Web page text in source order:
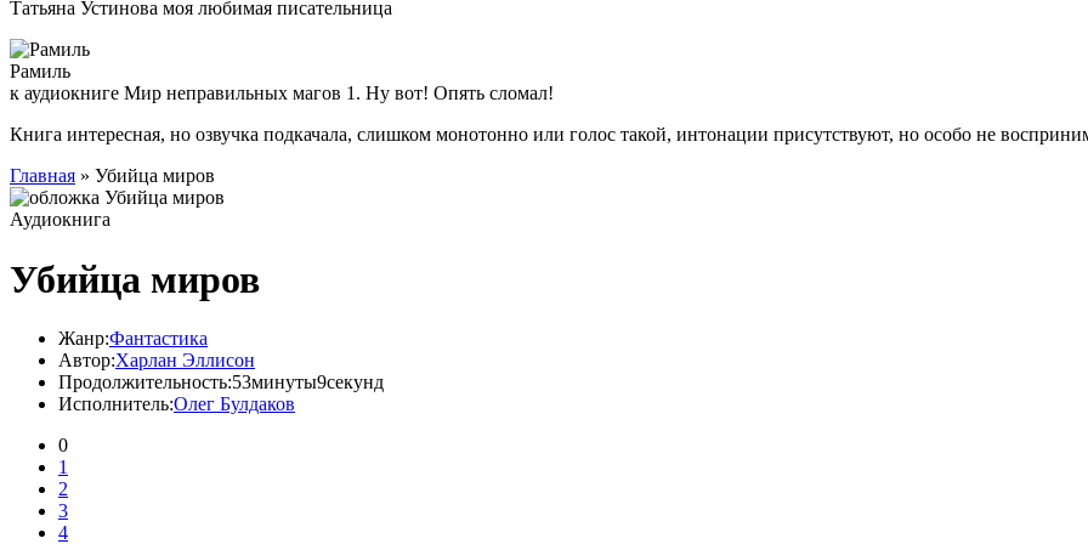
Татьяна Устинова моя любимая писательница
Рамиль
к аудиокниге Мир неправильных магов 1. Ну вот! Опять сломал!
Книга интересная, но озвучка подкачала, слишком монотонно или голос такой, интонации присутствуют, но особо не
Главная » Убийца миров
Аудиокнига
Убийца миров
Жанр:Фантастика
Автор:Харлан Эллисон
Продолжительность:53минуты9секунд
Исполнитель:Олег Булдаков
0
1
2
3
4